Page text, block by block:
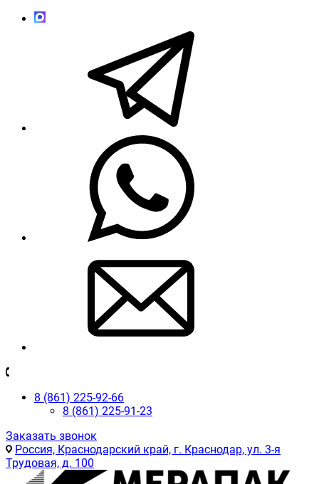
8 (861) 225-92-66
8 (861) 225-91-23
Заказать звонок
Россия, Краснодарский край, г. Краснодар, ул. 3-я
Трудовая, д. 100